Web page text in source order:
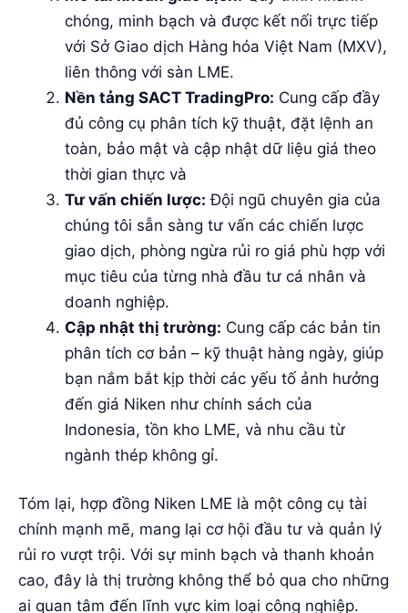
chóng, minh bạch và được kết nối trực tiếp
với Sở Giao dịch Hàng hóa Việt Nam (MXV),
liên thông với sàn LME.
Nền tảng SACT TradingPro: Cung cấp đầy
đủ công cụ phân tích kỹ thuật, đặt lệnh an
toàn, bảo mật và cập nhật dữ liệu giá theo
thời gian thực và
Tư vấn chiến lược: Đội ngũ chuyên gia của
chúng tôi sẵn sàng tư vấn các chiến lược
giao dịch, phòng ngừa rủi ro giá phù hợp với
mục tiêu của từng nhà đầu tư cá nhân và
doanh nghiệp.
Cập nhật thị trường: Cung cấp các bản tin
phân tích cơ bản – kỹ thuật hàng ngày, giúp
bạn nắm bắt kịp thời các yếu tố ảnh hưởng
đến giá Niken như chính sách của
Indonesia, tồn kho LME, và nhu cầu từ
ngành thép không gỉ.
Tóm lại, hợp đồng Niken LME là một công cụ tài
chính mạnh mẽ, mang lại cơ hội đầu tư và quản lý
rủi ro vượt trội. Với sự minh bạch và thanh khoản
cao, đây là thị trường không thể bỏ qua cho những
ai quan tâm đến lĩnh vực kim loại công nghiệp.